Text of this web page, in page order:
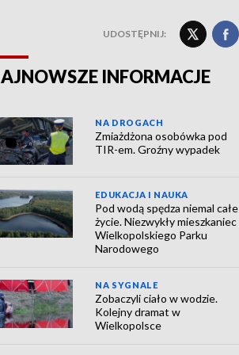
UDOSTĘPNIJ:
INFORMACJE
NA DROGACH
Zmiażdżona osobówka pod
TIR-em. Groźny wypadek
EDUKACJA I NAUKA
Pod wodą spędza niemal całe
życie. Niezwykły mieszkaniec
Wielkopolskiego Parku
Narodowego
NA SYGNALE
Zobaczyli ciało w wodzie.
Kolejny dramat w
Wielkopolsce